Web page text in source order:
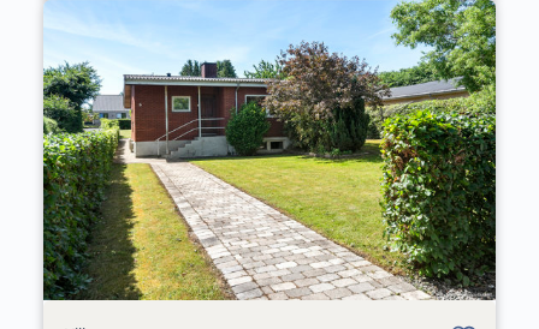
Villa:
Eskemosevej
5,
4681
Herfølge
Bolig er gemt